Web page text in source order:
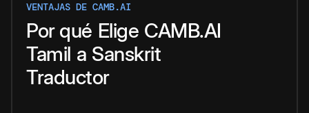
VENTAJAS DE CAMB.AI
Por qué Elige CAMB.AI
Tamil a Sanskrit
Traductor